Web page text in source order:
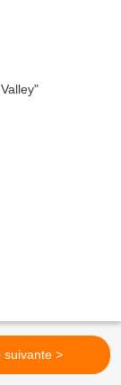
suivante >